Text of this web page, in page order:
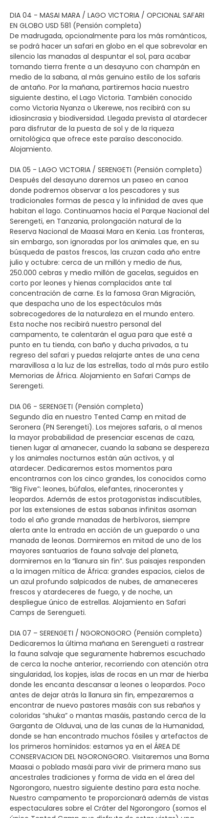
DIA 04 - MASAI MARA / LAGO VICTORIA / OPCIONAL SAFARI
EN GLOBO USD 581 (Pensión completa)
De madrugada, opcionalmente para los más románticos,
se podrá hacer un safari en globo en el que sobrevolar en
silencio las manadas al despuntar el sol, para acabar
tomando tierra frente a un desayuno con champán en
medio de la sabana, al más genuino estilo de los safaris
de antaño. Por la mañana, partiremos hacia nuestro
siguiente destino, el Lago Victoria. También conocido
como Victoria Nyanza o Ukerewe, nos recibirá con su
idiosincrasia y biodiversidad. Llegada prevista al atardecer
para disfrutar de la puesta de sol y de la riqueza
ornitológica que ofrece este paraíso desconocido.
Alojamiento.
DIA 05 - LAGO VICTORIA / SERENGETI (Pensión completa)
Después del desayuno daremos un paseo en canoa
donde podremos observar a los pescadores y sus
tradicionales formas de pesca y la infinidad de aves que
habitan el lago. Continuamos hacia el Parque Nacional del
Serengeti, en Tanzania, prolongación natural de la
Reserva Nacional de Maasai Mara en Kenia. Las fronteras,
sin embargo, son ignoradas por los animales que, en su
búsqueda de pastos frescos, las cruzan cada año entre
julio y octubre: cerca de un millón y medio de ñus,
250.000 cebras y medio millón de gacelas, seguidos en
corto por leones y hienas complacidos ante tal
concentración de carne. Es la famosa Gran Migración,
que despacha uno de los espectáculos más
sobrecogedores de la naturaleza en el mundo entero.
Esta noche nos recibirá nuestro personal del
campamento, te calentarán el agua para que esté a
punto en tu tienda, con baño y ducha privados, a tu
regreso del safari y puedas relajarte antes de una cena
maravillosa a la luz de las estrellas, todo al más puro estilo
Memorias de África. Alojamiento en Safari Camps de
Serengeti.
DIA 06 - SERENGETI (Pensión completa)
Segundo día en nuestro Tented Camp en mitad de
Seronera (PN Serengeti). Los mejores safaris, o al menos
la mayor probabilidad de presenciar escenas de caza,
tienen lugar al amanecer, cuando la sabana se despereza
y los animales nocturnos están aún activos, y al
atardecer. Dedicaremos estos momentos para
encontrarnos con los cinco grandes, los conocidos como
“Big Five”: leones, búfalos, elefantes, rinocerontes y
leopardos. Además de estos protagonistas indiscutibles,
por las extensiones de estas sabanas infinitas asoman
todo el año grande manadas de herbívoros, siempre
alerta ante la entrada en acción de un guepardo o una
manada de leonas. Dormiremos en mitad de uno de los
mayores santuarios de fauna salvaje del planeta,
dormiremos en la “llanura sin fin”. Sus paisajes responden
a la imagen mítica de África: grandes espacios, cielos de
un azul profundo salpicados de nubes, de amaneceres
frescos y atardeceres de fuego, y de noche, un
despliegue único de estrellas. Alojamiento en Safari
Camps de Serengueti.
DIA 07 – SERENGETI / NGORONGORO (Pensión completa)
Dedicaremos la última mañana en Serengueti a rastrear
la fauna salvaje que seguramente habremos escuchado
de cerca la noche anterior, recorriendo con atención otra
singularidad, los kopjes, islas de rocas en un mar de hierba
donde les encanta descansar a leones o leopardos. Poco
antes de dejar atrás la llanura sin fin, empezaremos a
encontrar de nuevo pastores masáis con sus rebaños y
coloridas “shuka” o mantas masáis, pastando cerca de la
Garganta de Olduvai, una de las cunas de la Humanidad,
donde se han encontrado muchos fósiles y artefactos de
los primeros homínidos: estamos ya en el ÁREA DE
CONSERVACION DEL NGORONGORO. Visitaremos una Boma
Maasai o poblado masái para vivir de primera mano sus
ancestrales tradiciones y forma de vida en el área del
Ngorongoro, nuestro siguiente destino para esta noche.
Nuestro campamento te proporcionará además de vistas
espectaculares sobre el Cráter del Ngorongoro (somos el